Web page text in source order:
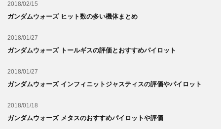
2018/02/15
ガンダムウォーズ ヒット数の多い機体まとめ
2018/01/27
ガンダムウォーズ トールギスの評価とおすすめパイロット
2018/01/27
ガンダムウォーズ インフィニットジャスティスの評価やパイロット
2018/01/18
ガンダムウォーズ メタスのおすすめパイロットや評価